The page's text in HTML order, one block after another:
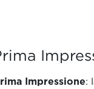
Impressione: